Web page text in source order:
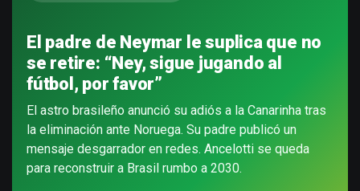
El padre de Neymar le suplica que no
se retire: “Ney, sigue jugando al
fútbol, por favor”
El astro brasileño anunció su adiós a la Canarinha tras
la eliminación ante Noruega. Su padre publicó un
mensaje desgarrador en redes. Ancelotti se queda
para reconstruir a Brasil rumbo a 2030.